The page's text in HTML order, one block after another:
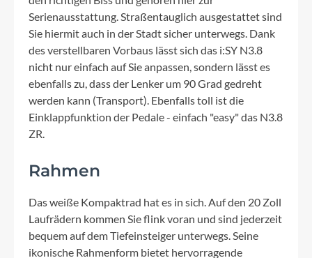
Serienausstattung. Straßentauglich ausgestattet sind
Sie hiermit auch in der Stadt sicher unterwegs. Dank
des verstellbaren Vorbaus lässt sich das i:SY N3.8
nicht nur einfach auf Sie anpassen, sondern lässt es
ebenfalls zu, dass der Lenker um 90 Grad gedreht
werden kann (Transport). Ebenfalls toll ist die
Einklappfunktion der Pedale - einfach "easy" das N3.8
ZR.
Rahmen
Das weiße Kompaktrad hat es in sich. Auf den 20 Zoll
Laufrädern kommen Sie flink voran und sind jederzeit
bequem auf dem Tiefeinsteiger unterwegs. Seine
ikonische Rahmenform bietet hervorragende